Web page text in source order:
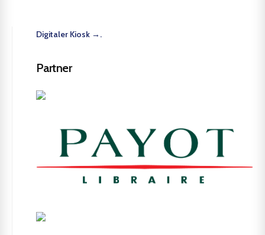
Digitaler Kiosk →.
Partner